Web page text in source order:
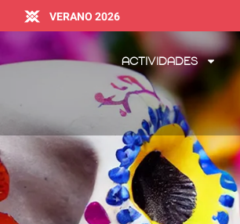
VERANO 2026
Actividades